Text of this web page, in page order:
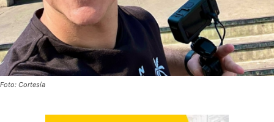
Foto: Cortesía